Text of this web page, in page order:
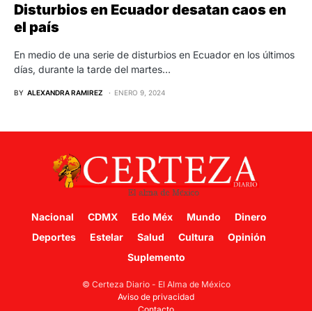
Disturbios en Ecuador desatan caos en
el país
En medio de una serie de disturbios en Ecuador en los últimos
días, durante la tarde del martes…
BY ALEXANDRA RAMIREZ ENERO 9, 2024
Nacional CDMX Edo Méx Mundo
Dinero
Deportes
Estelar Salud Cultura
Opinión
Suplemento
© Certeza Diario - El Alma de México
Aviso de privacidad